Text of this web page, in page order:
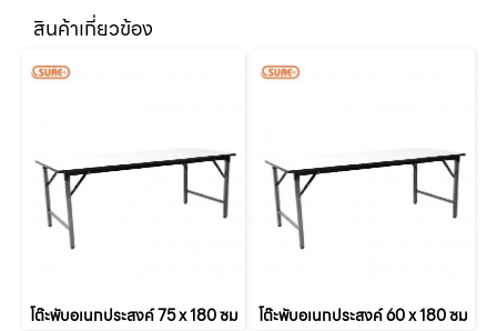
สินค้าเกี่ยวข้อง
โต๊ะพับอเนกประสงค์ 75 x 180 ซม โต๊ะพับอเนกประสงค์ 60 x 180 ซม